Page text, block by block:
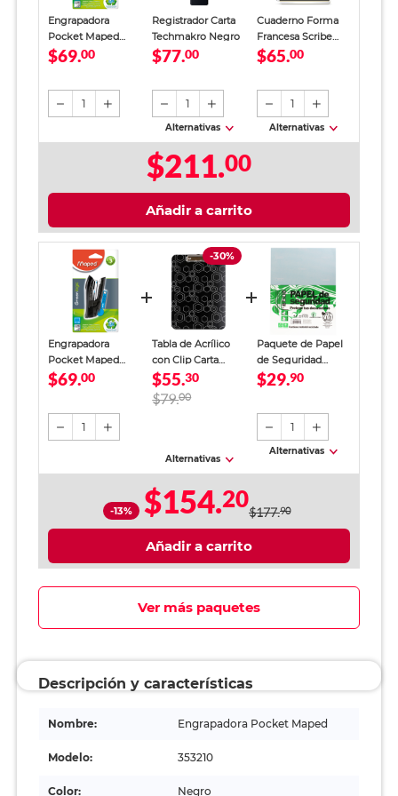
Engrapadora
Pocket Maped
Green Logic Negro
$69.00
1
Registrador Carta
Techmakro Negro
$77.00
1
Alternativas
Cuaderno Forma
Francesa Scribe
Inblack Cuadro
$65.00
1
Alternativas
$211.00
Añadir a carrito
Engrapadora
Pocket Maped
Green Logic Negro
$69.00
1
-30%
Tabla de Acrílico
con Clip Carta
Kyma / Negro
$55.30
$79.00
Alternativas
Paquete de Papel
de Seguridad
Papelería
$29.90
1
Alternativas
-13% $154.20$177.90
Añadir a carrito
Ver más paquetes
Descripción y características
Nombre: Engrapadora Pocket Maped
Modelo: 353210
Color: Negro